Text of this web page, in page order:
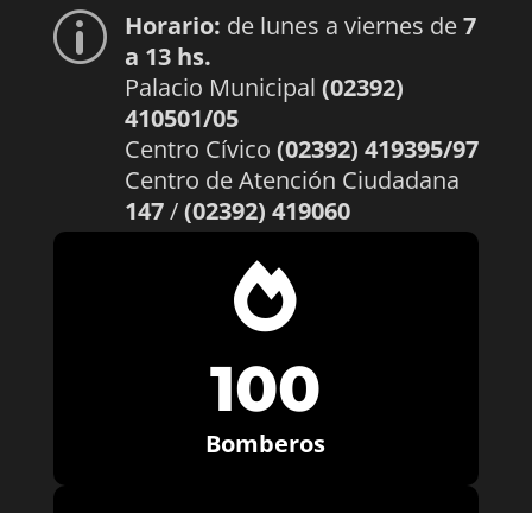
p Horario: de lunes a viernes de7
a 13 hs.
Palacio Municipal (02392)
410501/05
Centro Cívico (02392) 419395/97
Centro de Atención Ciudadana
147/(02392) 419060

100
Bomberos